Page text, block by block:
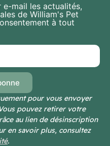
mail les actualités,
de William's Pet
à tout
pour vous envoyer
pouvez retirer votre
au lien de désinscription
en savoir plus, consultez
.